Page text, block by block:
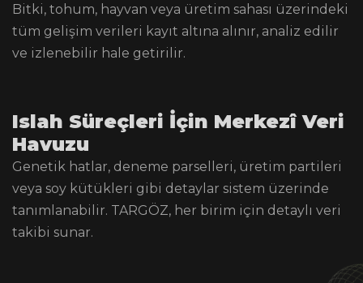
Bitki, tohum, hayvan veya üretim sahası üzerindeki
tüm gelişim verileri kayıt altına alınır, analiz edilir
ve izlenebilir hale getirilir.
Islah Süreçleri İçin Merkezî Veri
Havuzu
Genetik hatlar, deneme parselleri, üretim partileri
veya soy kütükleri gibi detaylar sistem üzerinde
tanımlanabilir. TARGÖZ, her birim için detaylı veri
takibi sunar.